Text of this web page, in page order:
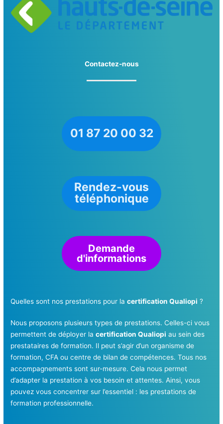
Contactez-nous
01 87 20 00 32
Rendez-vous
téléphonique
Demande
d'informations
Quelles sont nos prestations pour lacertification Qualiopi ?
Nous proposons plusieurs types de prestations. Celles-ci vous
permettent de déployer lacertification Qualiopi au sein des
prestataires de formation. Il peut s’agir d’un organisme de
formation, CFA ou centre de bilan de compétences. Tous nos
accompagnements sont sur-mesure. Cela nous permet
d’adapter la prestation à vos besoin et attentes. Ainsi, vous
pouvez vous concentrer sur l’essentiel : les prestations de
formation professionnelle.